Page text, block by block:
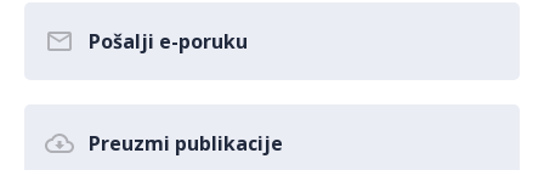
Pošalji e-poruku
Preuzmi publikacije